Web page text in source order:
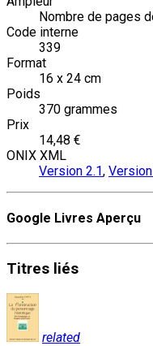
Nombre de pages
Code interne
339
Format
16 x 24 cm
Poids
370 grammes
Prix
14,48 €
ONIX XML
Version 2.1,
Google Livres Aperçu
Titres liés
related